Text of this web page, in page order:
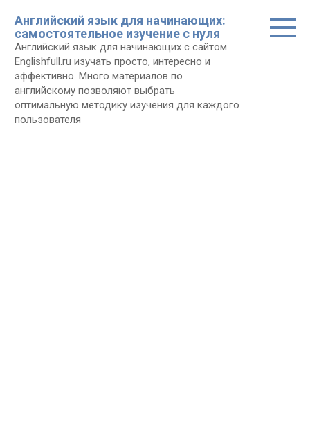
контенту
Английский язык для начинающих:
самостоятельное изучение с нуля
Английский язык для начинающих с сайтом
Еnglishfull.ru изучать просто, интересно и
эффективно. Много материалов по
английскому позволяют выбрать
оптимальную методику изучения для каждого
пользователя